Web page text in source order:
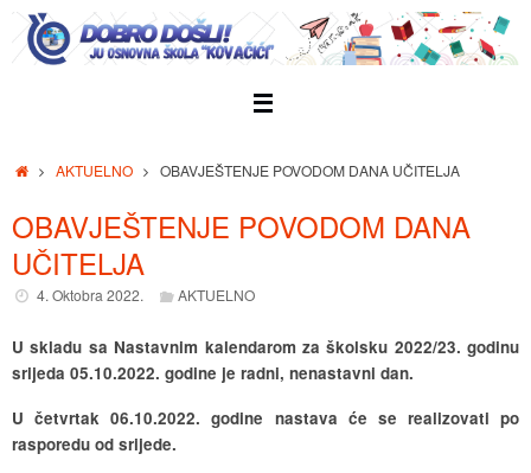
Skip
content
HomeAKTUELNO OBAVJEŠTENJE POVODOM DANA UČITELJA
OBAVJEŠTENJE POVODOM DANA
UČITELJA
4. Oktobra 2022. AKTUELNO
U skladu sa Nastavnim kalendarom za školsku 2022/23. godinu
srijeda 05.10.2022. godine je radni, nenastavni dan.
U četvrtak 06.10.2022. godine nastava će se realizovati po
rasporedu od srijede.